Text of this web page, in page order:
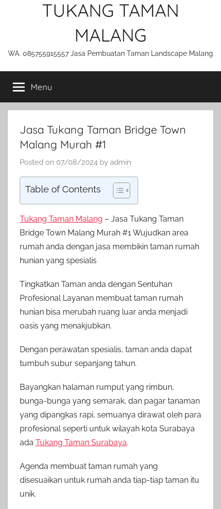
TUKANG TAMAN
MALANG
WA. 085755915557 Jasa Pembuatan Taman Landscape Malang
Menu
Jasa Tukang Taman Bridge Town
Malang Murah #1
Posted on 07/08/2024 by admin
Table of Contents
Tukang Taman Malang – Jasa Tukang Taman
Bridge Town Malang Murah #1 Wujudkan area
rumah anda dengan jasa membikin taman rumah
hunian yang spesialis
Tingkatkan Taman anda dengan Sentuhan
Profesional Layanan membuat taman rumah
hunian bisa merubah ruang luar anda menjadi
oasis yang menakjubkan.
Dengan perawatan spesialis, taman anda dapat
tumbuh subur sepanjang tahun.
Bayangkan halaman rumput yang rimbun,
bunga-bunga yang semarak, dan pagar tanaman
yang dipangkas rapi, semuanya dirawat oleh para
profesional seperti untuk wilayah kota Surabaya
ada Tukang Taman Surabaya.
Agenda membuat taman rumah yang
disesuaikan untuk rumah anda tiap-tiap taman itu
unik.